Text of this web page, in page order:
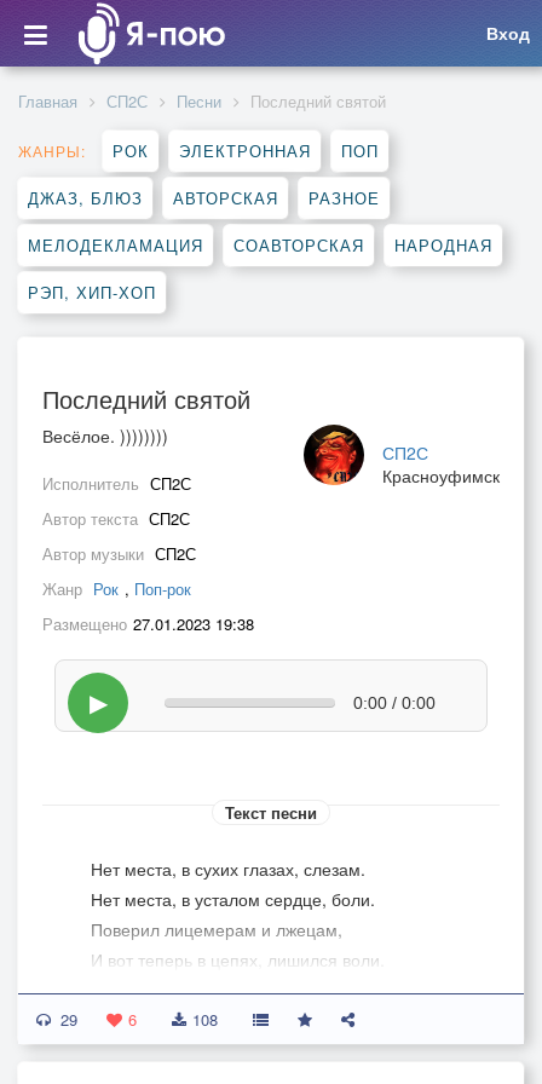
Вход
Главная СП2С Песни Последний святой
ЖАНРЫ: РОК ЭЛЕКТРОННАЯ ПОП
ДЖАЗ, БЛЮЗ АВТОРСКАЯ РАЗНОЕ
МЕЛОДЕКЛАМАЦИЯ СОАВТОРСКАЯ НАРОДНАЯ
РЭП, ХИП-ХОП
Последний святой
СП2С
Красноуфимск
Весёлое. ))))))))
Исполнитель СП2С
Автор текста СП2С
Автор музыки СП2С
Жанр Рок , Поп-рок
Размещено 27.01.2023 19:38
▶ 0:00 / 0:00
Текст песни
Нет места, в сухих глазах, слезам.
Нет места, в усталом сердце, боли.
Поверил лицемерам и лжецам,
И вот теперь в цепях, лишился воли.
Забудь про злость. Ты должен прощать!
Люби же своих палачей!
29 6 108